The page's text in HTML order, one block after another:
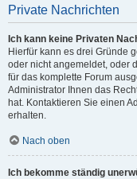
Private Nachrichten
Ich kann keine Privaten
Hierfür kann es drei Gründe
oder nicht angemeldet, oder
für das komplette Forum
Administrator Ihnen das
hat. Kontaktieren Sie einen
erhalten.
Nach oben
Ich bekomme ständig